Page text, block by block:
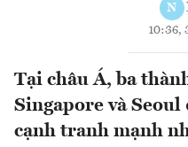
N
10:36,
Tại châu Á, ba
Singapore và Seoul
cạnh tranh mạnh